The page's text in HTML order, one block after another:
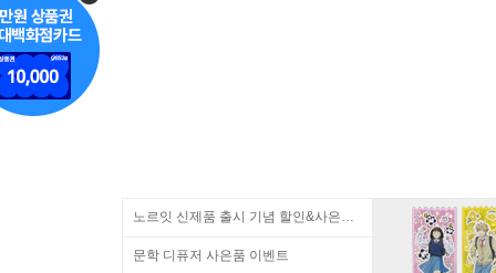
노르잇 신제품 출시 기념 할인&사은품 증정!
문학 디퓨저 사은품 이벤트